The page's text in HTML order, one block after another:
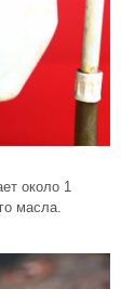
около 1
масла.